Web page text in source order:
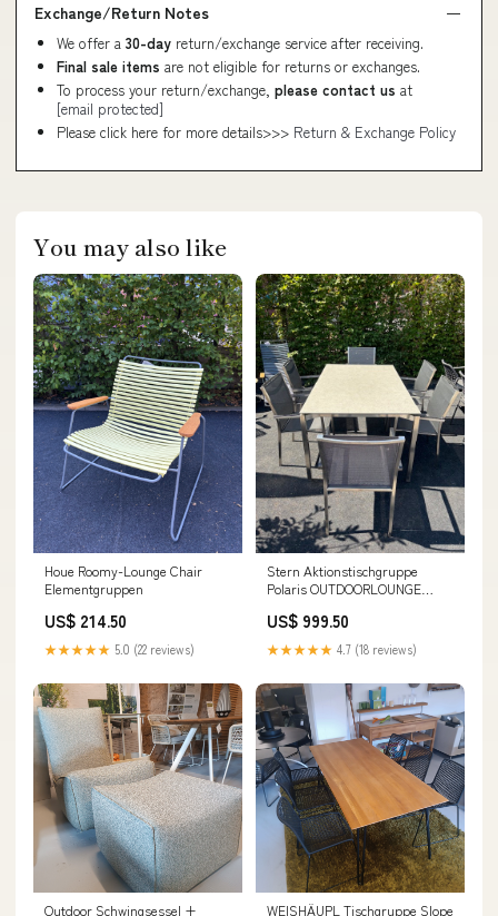
Exchange/Return Notes
We offer a 30-day return/exchange service after receiving.
Final sale items are not eligible for returns or exchanges.
To process your return/exchange, please contact us at
[email protected]
Please click here for more details>>> Return & Exchange Policy
You may also like
Houe Roomy-Lounge Chair
Elementgruppen
US$ 214.50
★★★★★ 5.0 (22 reviews)
Stern Aktionstischgruppe
Polaris OUTDOORLOUNGE
US$ 999.50
★★★★★ 4.7 (18 reviews)
Outdoor Schwingsessel + WEISHÄUPL Tischgruppe Slope